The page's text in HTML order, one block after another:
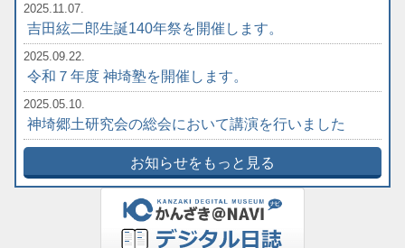
2025.11.07.
吉田絃二郎生誕140年祭を開催します。
2025.09.22.
令和７年度 神埼塾を開催します。
2025.05.10.
神埼郷土研究会の総会において講演を行いました
お知らせをもっと見る